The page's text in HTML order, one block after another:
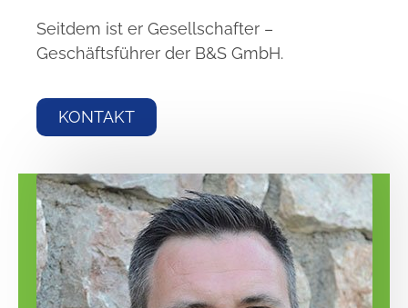
Seitdem ist er Gesellschafter –
Geschäftsführer der B&S GmbH.
KONTAKT